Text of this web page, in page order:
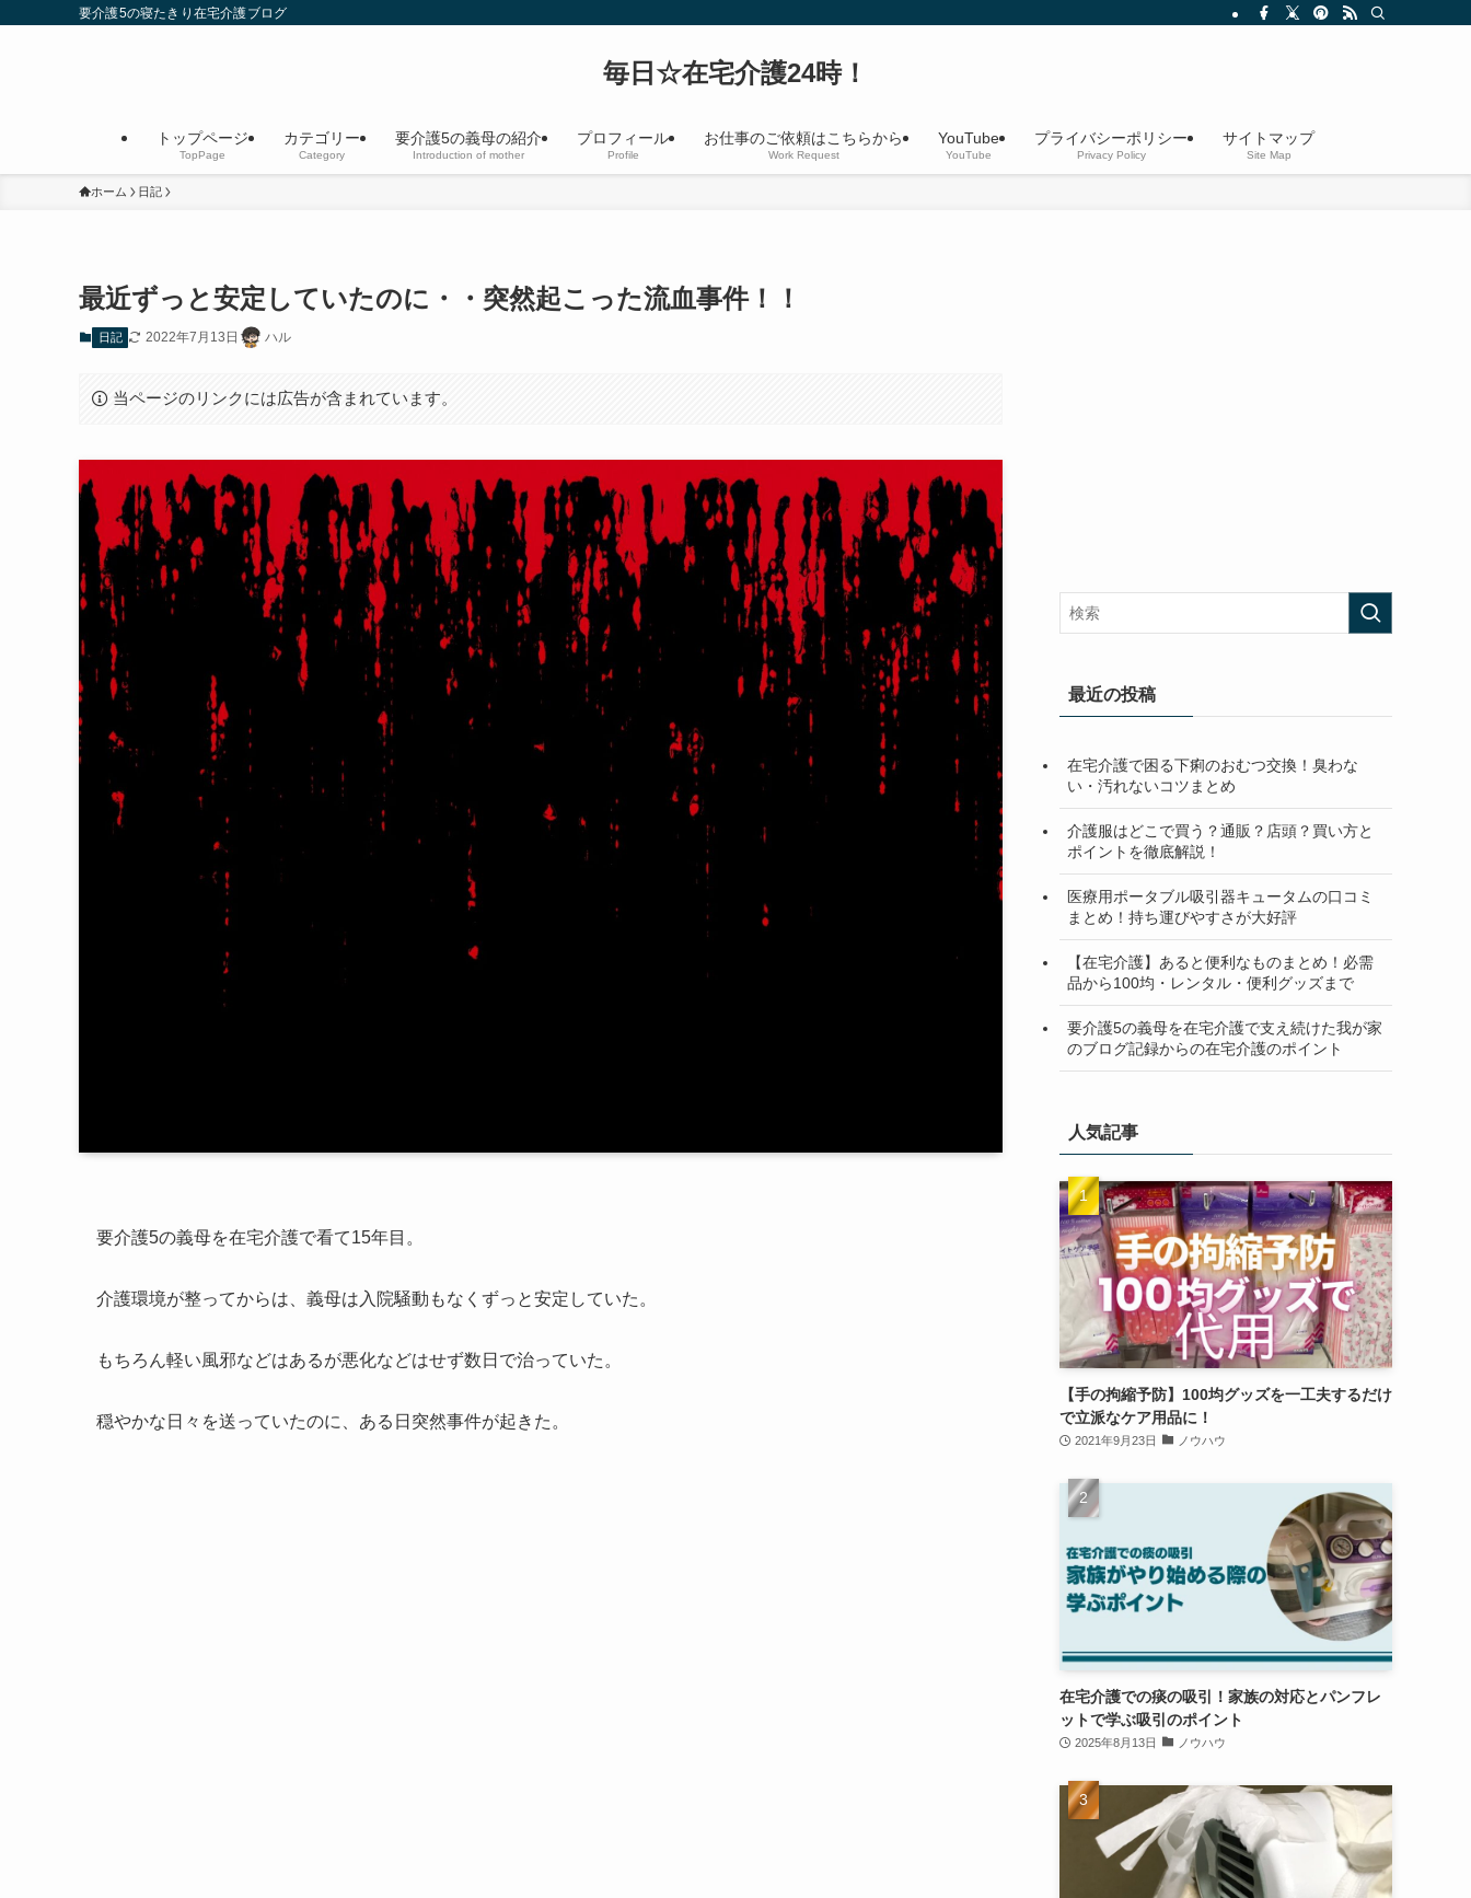
要介護5の寝たきり在宅介護ブログ
毎日☆在宅介護24時！
トップページ
TopPage
カテゴリー
Category
要介護5の義母の紹介
Introduction of mother
プロフィール
Profile
お仕事のご依頼はこちらから
Work Request
YouTube
YouTube
プライバシーポリシー
Privacy Policy
サイトマップ
Site Map
ホーム 日記
最近ずっと安定していたのに・・突然起こった流血事件！！
日記 2022年7月13日 ハル
当ページのリンクには広告が含まれています。
要介護5の義母を在宅介護で看て15年目。
介護環境が整ってからは、義母は入院騒動もなくずっと安定していた。
もちろん軽い風邪などはあるが悪化などはせず数日で治っていた。
穏やかな日々を送っていたのに、ある日突然事件が起きた。
最近の投稿
在宅介護で困る下痢のおむつ交換！臭わな
い・汚れないコツまとめ
介護服はどこで買う？通販？店頭？買い方と
ポイントを徹底解説！
医療用ポータブル吸引器キュータムの口コミ
まとめ！持ち運びやすさが大好評
【在宅介護】あると便利なものまとめ！必需
品から100均・レンタル・便利グッズまで
要介護5の義母を在宅介護で支え続けた我が家
のブログ記録からの在宅介護のポイント
人気記事
【手の拘縮予防】100均グッズを一工夫するだけ
で立派なケア用品に！
2021年9月23日 ノウハウ
在宅介護での痰の吸引！家族の対応とパンフレ
ットで学ぶ吸引のポイント
2025年8月13日 ノウハウ